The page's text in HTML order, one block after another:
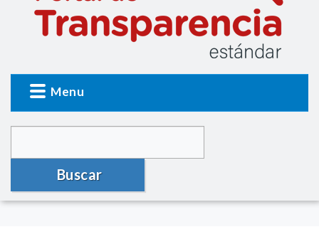
Menu
Buscar